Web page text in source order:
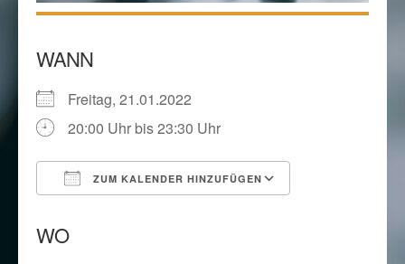
WANN
Freitag, 21.01.2022
20:00 Uhr bis 23:30 Uhr
ZUM KALENDER HINZUFÜGEN
WO